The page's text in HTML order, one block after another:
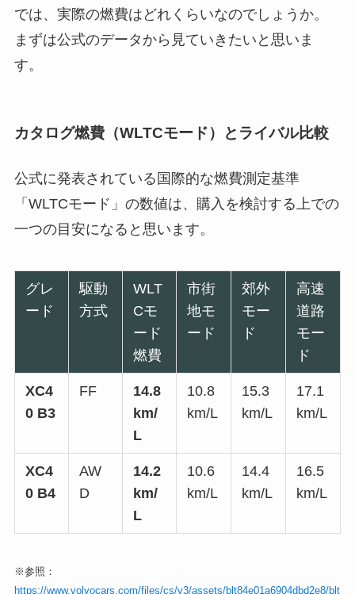
では、実際の燃費はどれくらいなのでしょうか。
まずは公式のデータから見ていきたいと思いま
す。
カタログ燃費（WLTCモード）とライバル比較
公式に発表されている国際的な燃費測定基準
「WLTCモード」の数値は、購入を検討する上での
一つの目安になると思います。
グレ
ード
駆動
方式
WLT
Cモ
ード
燃費
市街
地モ
ード
郊外
モー
ド
高速
道路
モー
ド
XC4
0 B3
FF
14.8
km/
L
10.8
km/L
15.3
km/L
17.1
km/L
XC4
0 B4
AW
D
14.2
km/
L
10.6
km/L
14.4
km/L
16.5
km/L
※参照：
https://www.volvocars.com/files/cs/v3/assets/blt84e01a6904dbd2e8/blt